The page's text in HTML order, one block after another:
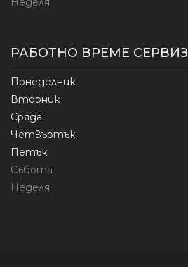
РАБОТНО ВРЕМЕ СЕРВИЗ
Понеделник
Вторник
Сряда
Четвъртък
Петък
Събота
Неделя